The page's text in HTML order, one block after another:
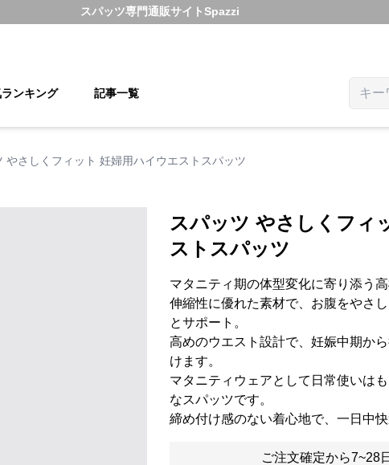
スパッツ専門通販サイトSpazzi
ランキング 記事一覧
やさしくフィット 妊婦用ハイウエストスパッツ
スパッツ やさしくフィ
ストスパッツ
マタニティ期の体型変化に寄り添う高
伸縮性に優れた素材で、お腹をやさ
とサポート。
高めのウエスト設計で、妊娠中期か
けます。
マタニティウェアとして日常使いは
なスパッツです。
締め付け感のない着心地で、一日中快
ご注文確定から7~28